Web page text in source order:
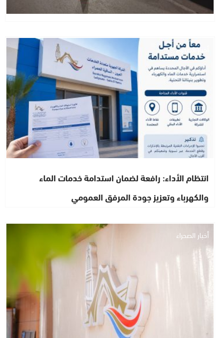
أخبار الصحراء
انتظام الأداء: رافعة لضمان استدامة خدمات الماء
والكهرباء وتعزيز جودة المرفق العمومي
أخبار الصحراء